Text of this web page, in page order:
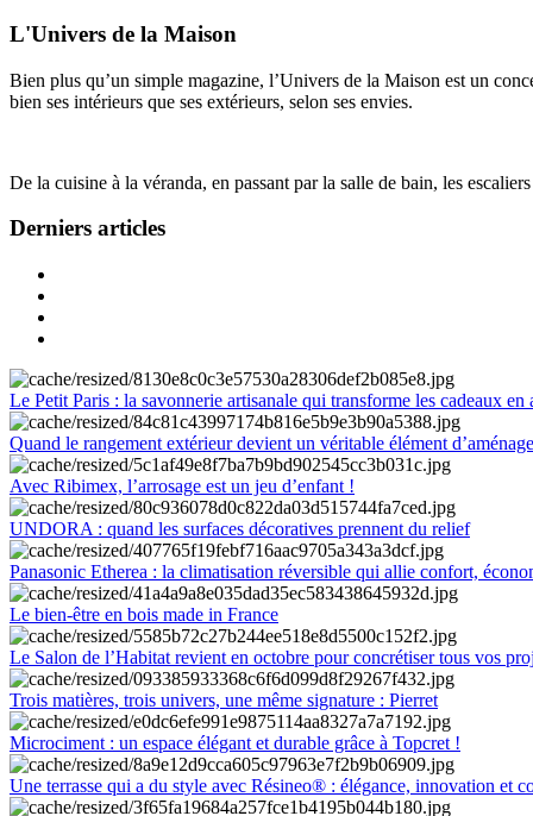
L'Univers de la Maison
Bien plus qu’un simple magazine, l’Univers de la Maison est un
bien ses intérieurs que ses extérieurs, selon ses envies.
De la cuisine à la véranda, en passant par la salle de bain, les
Derniers articles
Le Petit Paris : la savonnerie artisanale qui transforme les cadeaux en
Quand le rangement extérieur devient un véritable élément
Avec Ribimex, l’arrosage est un jeu d’enfant !
UNDORA : quand les surfaces décoratives prennent du relief
Panasonic Etherea : la climatisation réversible qui allie confort,
Le bien-être en bois made in France
Le Salon de l’Habitat revient en octobre pour concrétiser tous vos
Trois matières, trois univers, une même signature : Pierret
Microciment : un espace élégant et durable grâce à Topcret !
Une terrasse qui a du style avec Résineo® : élégance, innovation et